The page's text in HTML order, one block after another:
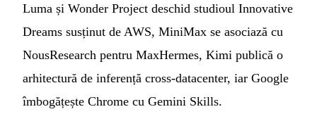
Luma și Wonder Project deschid studioul Innovative
Dreams susținut de AWS, MiniMax se asociază cu
NousResearch pentru MaxHermes, Kimi publică o
arhitectură de inferență cross-datacenter, iar Google
îmbogățește Chrome cu Gemini Skills.